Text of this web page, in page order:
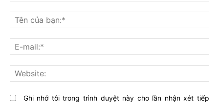
nghĩ
gì
về
bài
viết
này?
Ghi nhớ tôi trong trình duyệt này cho lần nhận xét tiếp